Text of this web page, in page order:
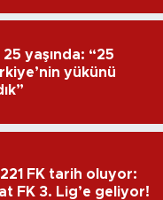
yaşında: “25
yükünü
FK tarih oluyor:
FK 3. Lig’e geliyor!